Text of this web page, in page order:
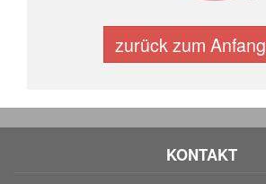
zurück zum Anfang
KONTAKT